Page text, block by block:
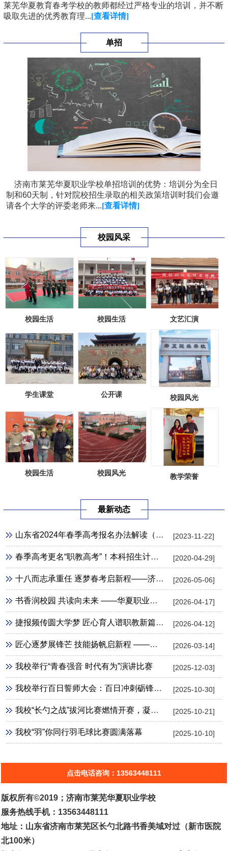
莱芜华夏教育春考学校的教师都经过严格专业的培训，并不断
吸取先进的优秀教育理...[查看详情]
单招
济南市莱芜华夏职业学校单招培训的优势：培训分为全日
制和60天制，针对院校招生录取的相关政策培训时我们会邀
请各个大学的评委老师来...[查看详情]
校园风采
校园生活 校园生活 文艺汇演
学生课堂 公开课 校园风光
校园生活 校园风光 教学荣誉
最新动态
[2023-11-22]
山东省2024年春季高考报名办法解读（30问）
[2020-04-29]
春季高考更名“职教高考”！本科招生计划扩招7倍，没有高中生竞争，升入本科几率更大！
[2026-05-06]
十八而志承重任 逐梦春考启新程——济南新能源学校隆重举行成人礼暨春考壮行活动
[2026-04-17]
书香润校园 共读向未来 ——华夏职业学校隆重开展第31个世界读书日主题活动
[2026-04-12]
捷报频传圆大学梦 匠心育人谱职教新篇 ——华夏职业学校2026年高职单招录取工作圆满收官
[2026-03-14]
匠心逐梦展锋芒 技能扬帆启新程 ——华夏职业学校2026年3月春季高考技能考试出征纪实
[2025-12-03]
我校举行“青春强音 时代有为”演讲比赛
[2025-10-30]
我校举行百日誓师大会：百日冲刺砺锋芒 青春逐梦向未来
[2025-10-21]
我校“长勺之战”拔河比赛燃情开赛，凝心聚力展风采
[2025-10-10]
我校“羽”你同行羽毛球比赛圆满落幕
点击电话咨询：13563448111
版权所有©2019；济南市莱芜华夏职业学校
服务热线手机：13563448111
地址：山东省济南市莱芜区长勺北路书香美域对过（新市医院
北100米）